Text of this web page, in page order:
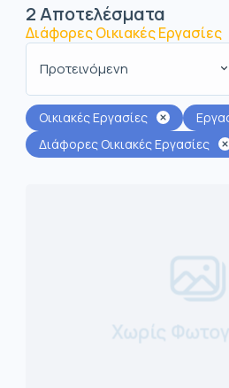
2Αποτελέσματα
Διάφορες Οικιακές Εργασίες
Προτεινόμενη
Οικιακές Εργασίες
Διάφορες Οικιακές Εργασίες
Χωρίς